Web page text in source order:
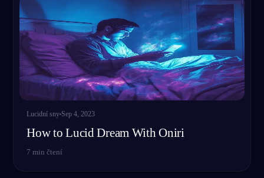
Lucidní sny Sep 4, 2023
How to Lucid Dream With Oniri
7 min čtení